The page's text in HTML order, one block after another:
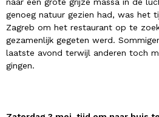
genoeg natuur gezien had, was het
Zagreb om het restaurant op te
gezamenlijk gegeten werd.
laatste avond terwijl anderen toch
gingen.